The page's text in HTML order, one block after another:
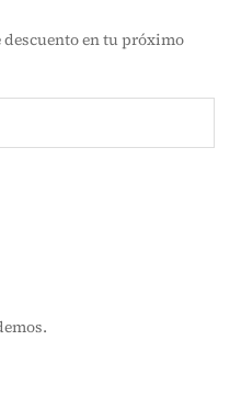
descuento en tu próximo